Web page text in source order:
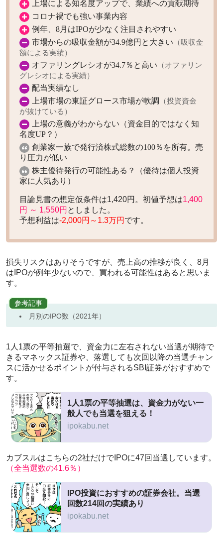
上場による知名度アップで、業績への貢献期待
コロナ禍でも強い事業内容
例年、8月はIPOが少なく注目されやすい
市場からの吸収金額が34.9億円と大きい （吸収金
額による実績）
オファリングレシオが34.7％と高い （オファリン
グレシオによる実績）
配当実績なし
上場市場の東証グロース市場が軟調 （投資資金
が抜けている）
上場の意義がわからない（資金目的ではなく知
名度UP？）
創業家一族で発行済株式総数の100％を所有。売
り圧力が低い
株主優待発行の可能性ある？（優待は個人投資
家に人気あり）
目論見書の想定仮条件は1,420円。初値予想は1,400
円 ～ 1,550円 としました。
予想利益は-2,000円～1.3万円 です。
損失リスクはありそうですが、売上高の推移が良く、8月
はIPOが例年少ないので、買われる可能性はあると思いま
す。
参考記事
月別のIPO数（2021年）
1人1票の平等抽選で、資金力に左右されない当選が期待で
きるマネックス証券や、落選しても次回以降の当選チャン
スに活かせるポイントが付与されるSBI証券がおすすめで
す。
1人1票の平等抽選は、資金力がない一
般人でも当選を狙える！
ipokabu.net
カブスルはこちらの2社だけでIPOに47回当選しています。
（全当選数の41.6％）
IPO投資におすすめの証券会社。当選
回数214回の実績あり
ipokabu.net